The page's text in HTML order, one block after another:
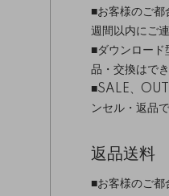
■お客様のご都
週間以内にご
■ダウンロード
品・交換はでき
■SALE、
ンセル・返品
返品送料
■お客様のご都